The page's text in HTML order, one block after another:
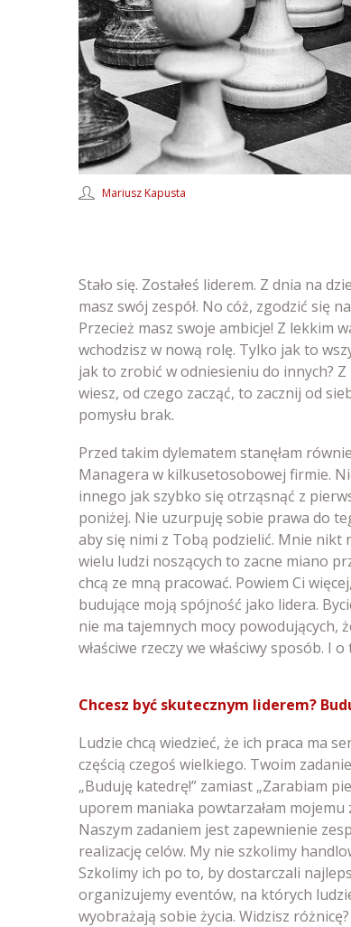
Mariusz Kapusta
Stało się. Zostałeś liderem. Z dnia na
masz swój zespół. No cóż, zgodzić się
Przecież masz swoje ambicje! Z lekkim
wchodzisz w nową rolę. Tylko jak to
jak to zrobić w odniesieniu do innych?
wiesz, od czego zacząć, to zacznij od
pomysłu brak.
Przed takim dylematem stanęłam
Managera w kilkusetosobowej firmie.
innego jak szybko się otrząsnąć z
poniżej. Nie uzurpuję sobie prawa do
aby się nimi z Tobą podzielić. Mnie nikt
wielu ludzi noszących to zacne miano
chcą ze mną pracować. Powiem Ci
budujące moją spójność jako lidera.
nie ma tajemnych mocy powodujących,
właściwe rzeczy we właściwy sposób. I
Chcesz być skutecznym liderem?
Ludzie chcą wiedzieć, że ich praca ma
częścią czegoś wielkiego. Twoim
„Buduję katedrę!” zamiast „Zarabiam
uporem maniaka powtarzałam
Naszym zadaniem jest zapewnienie
realizację celów. My nie szkolimy
Szkolimy ich po to, by dostarczali
organizujemy eventów, na których
wyobrażają sobie życia. Widzisz różnicę?